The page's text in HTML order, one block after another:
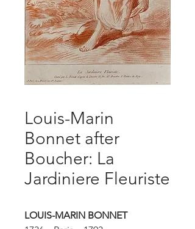
Louis-Marin
Bonnet after
Boucher: La
Jardiniere Fleuriste
LOUIS-MARIN BONNET